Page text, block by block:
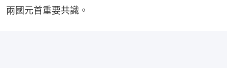
兩國元首重要共識。